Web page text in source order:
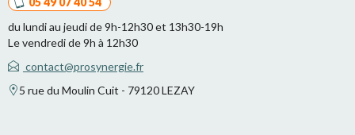
du lundi au jeudi de 9h-12h30 et 13h30-19h
Le vendredi de 9h à 12h30
contact@prosynergie.fr
5 rue du Moulin Cuit - 79120 LEZAY